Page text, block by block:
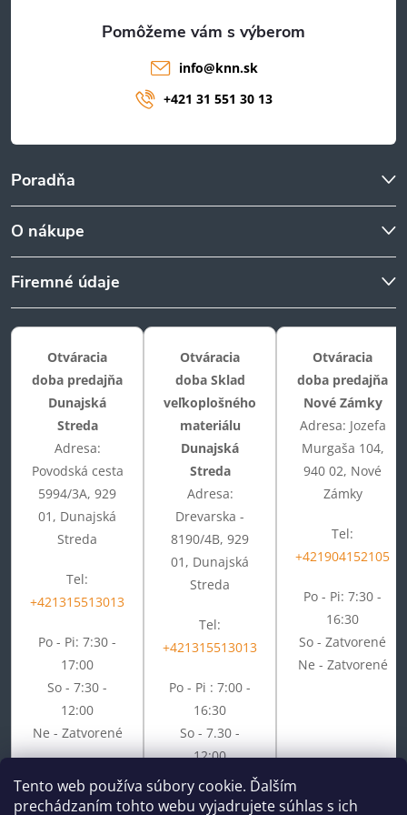
Tento web používa súbory cookie. Ďalším
prechádzaním tohto webu vyjadrujete súhlas s ich
Poradňa
O nákupe
Firemné údaje
info@knn.sk
+421 31 551 30 13
Otváracia
doba predajňa
Dunajská
Streda
Adresa:
Povodská cesta
5994/3A, 929
01, Dunajská
Streda
Tel:
+421315513013
Po - Pi: 7:30 -
17:00
So - 7:30 -
12:00
Ne - Zatvorené
Otváracia
doba Sklad
veľkoplošného
materiálu
Dunajská
Streda
Adresa:
Drevarska -
8190/4B, 929
01, Dunajská
Streda
Tel:
+421315513013
Po - Pi : 7:00 -
16:30
So - 7.30 -
12:00
Ne - Zatvorené
Otváracia
doba predajňa
Nové Zámky
Adresa: Jozefa
Murgaša 104,
940 02, Nové
Zámky
Tel:
+421904152105
Po - Pi: 7:30 -
16:30
So - Zatvorené
Ne - Zatvorené